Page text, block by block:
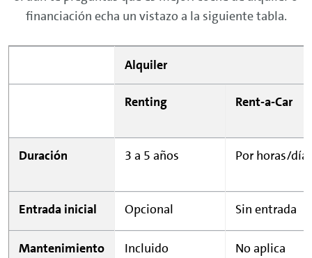
financiación echa un vistazo a la siguiente tabla.
Alquiler
Renting Rent-a-Car
Duración 3 a 5 años Por horas/
Entrada inicial Opcional Sin entrada
Mantenimiento Incluido No aplica